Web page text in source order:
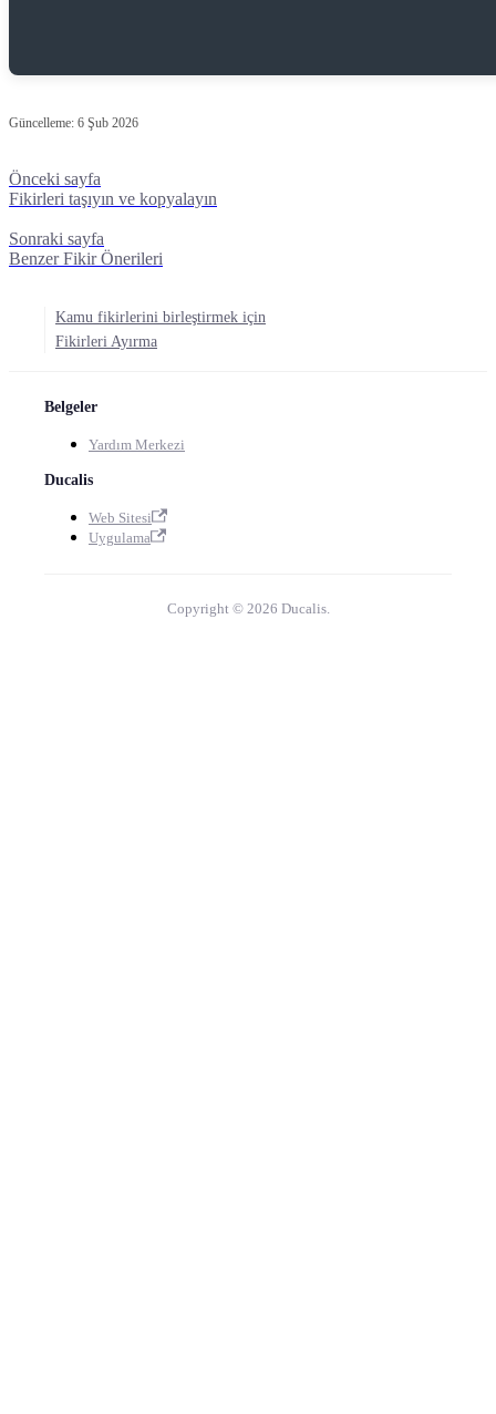
Güncelleme: 6 Şub 2026
Önceki sayfa
Fikirleri taşıyın ve kopyalayın
Sonraki sayfa
Benzer Fikir Önerileri
Kamu fikirlerini birleştirmek için
Fikirleri Ayırma
Belgeler
Yardım Merkezi
Ducalis
Web Sitesi
Uygulama
Copyright © 2026 Ducalis.